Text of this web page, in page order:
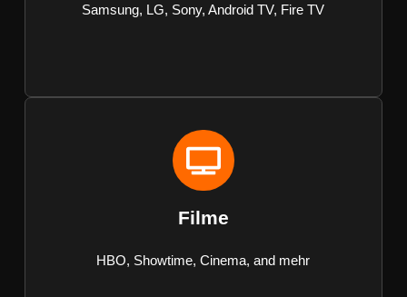
Samsung, LG, Sony, Android TV, Fire TV
Filme
HBO, Showtime, Cinema, and mehr